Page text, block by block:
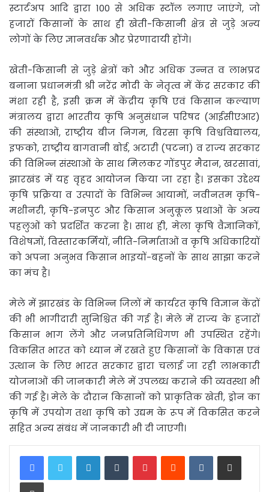
स्टार्टअप आदि द्वारा 100 से अधिक स्टॉल लगाए जाएंगे, जो
हजारों किसानों के साथ ही खेती-किसानी क्षेत्र से जुड़े अन्य
लोगों के लिए ज्ञानवर्धक और प्रेरणादायी होंगे।
खेती-किसानी से जुड़े क्षेत्रों को और अधिक उन्नत व लाभप्रद
बनाना प्रधानमंत्री श्री नरेंद्र मोदी के नेतृत्व में केंद्र सरकार की
मंशा रही है, इसी क्रम में केंद्रीय कृषि एवं किसान कल्याण
मंत्रालय द्वारा भारतीय कृषि अनुसंधान परिषद (आईसीएआर)
की संस्थाओं, राष्ट्रीय बीज निगम, बिरसा कृषि विश्वविद्यालय,
इफको, राष्ट्रीय बागवानी बोर्ड, अटारी (पटना) व राज्य सरकार
की विभिन्न संस्थाओं के साथ मिलकर गोंडपुर मैदान, खरसावां,
झारखंड में यह वृहद आयोजन किया जा रहा है। इसका उद्देश्य
कृषि प्रक्रिया व उत्पादों के विभिन्न आयामों, नवीनतम कृषि-
मशीनरी, कृषि-इनपुट और किसान अनुकूल प्रथाओं के अन्य
पहलुओं को प्रदर्शित करना है। साथ ही, मेला कृषि वैज्ञानिकों,
विशेषज्ञों, विस्तारकर्मियों, नीति-निर्माताओं व कृषि अधिकारियों
को अपना अनुभव किसान भाइयों-बहनों के साथ साझा करने
का मंच है।
मेले में झारखंड के विभिन्न जिलों में कार्यरत कृषि विज्ञान केंद्रों
की भी भागीदारी सुनिश्चित की गई है। मेले में राज्य के हजारों
किसान भाग लेंगे और जनप्रतिनिधिगण भी उपस्थित रहेंगे।
विकसित भारत को ध्यान में रखते हुए किसानों के विकास एवं
उत्थान के लिए भारत सरकार द्वारा चलाई जा रही लाभकारी
योजनाओं की जानकारी मेले में उपलब्ध कराने की व्यवस्था भी
की गई है। मेले के दौरान किसानों को प्राकृतिक खेती, ड्रोन का
कृषि में उपयोग तथा कृषि को उद्यम के रूप में विकसित करने
सहित अन्य संबंध में जानकारी भी दी जाएगी।
LinkedInTumblrPinterestReddit VKontakteShare via Email
Print